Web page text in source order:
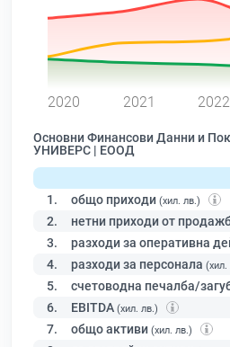
2020 2021 2022
Основни Финансови Данни и
УНИВЕРС | ЕООД
1. общо приходи (хил. лв.)
2. нетни приходи от
3. разходи за оперативна
4. разходи за персонала (хил.
5. счетоводна печалба/
6. EBITDA (хил. лв.)
7. общо активи (хил. лв.)